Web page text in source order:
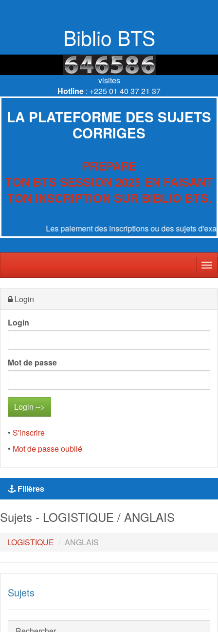
Biblio BTS
visites
Hotline : +225 01 40 37 21 37
LA PLATEFORME DES SUJETS
CORRIGES
PREPARE
TON BTS SESSION 2025 EN FAISANT
TON INSCRIPTION SUR BIBLIO BTS.
Les paiement des inscriptions ou des sujets
Login
Login
Mot de passe
• S'inscrire
• Mot de passe oublié
Filières
Sujets - LOGISTIQUE / ANGLAIS
LOGISTIQUE ANGLAIS
Sujets